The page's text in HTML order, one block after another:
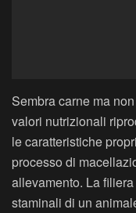
Sembra carne ma
valori nutrizionali
le caratteristiche
processo di
allevamento. La
staminali di un